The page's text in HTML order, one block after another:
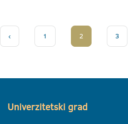
‹ 1 2 3
Univerzitetski grad